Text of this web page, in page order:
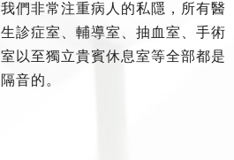
我們非常注重病人的私隱，所有醫
生診症室、輔導室、抽血室、手術
室以至獨立貴賓休息室等全部都是
隔音的。